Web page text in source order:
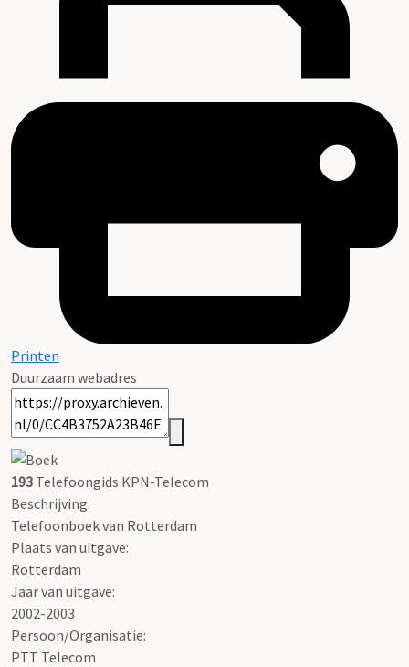
Printen
Duurzaam webadres
193 Telefoongids KPN-Telecom
Beschrijving:
Telefoonboek van Rotterdam
Plaats van uitgave:
Rotterdam
Jaar van uitgave:
2002-2003
Persoon/Organisatie:
PTT Telecom